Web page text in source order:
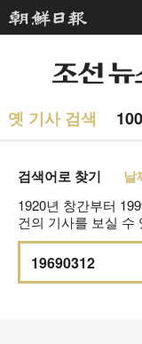
옛 기사 검색
검색어로 찾기 날
1920년 창간부터
건의 기사를 보실 수